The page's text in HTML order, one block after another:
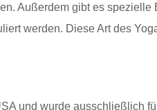
Außerdem gibt es
werden. Diese Art des
und wurde ausschließlich